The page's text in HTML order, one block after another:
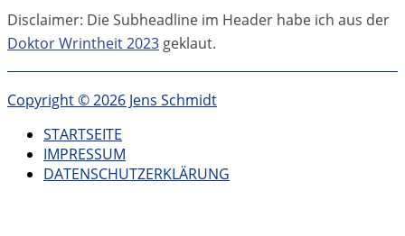
Disclaimer: Die Subheadline im Header habe ich aus der
Doktor Wrintheit 2023 geklaut.
Copyright © 2026 Jens Schmidt
STARTSEITE
IMPRESSUM
DATENSCHUTZERKLÄRUNG